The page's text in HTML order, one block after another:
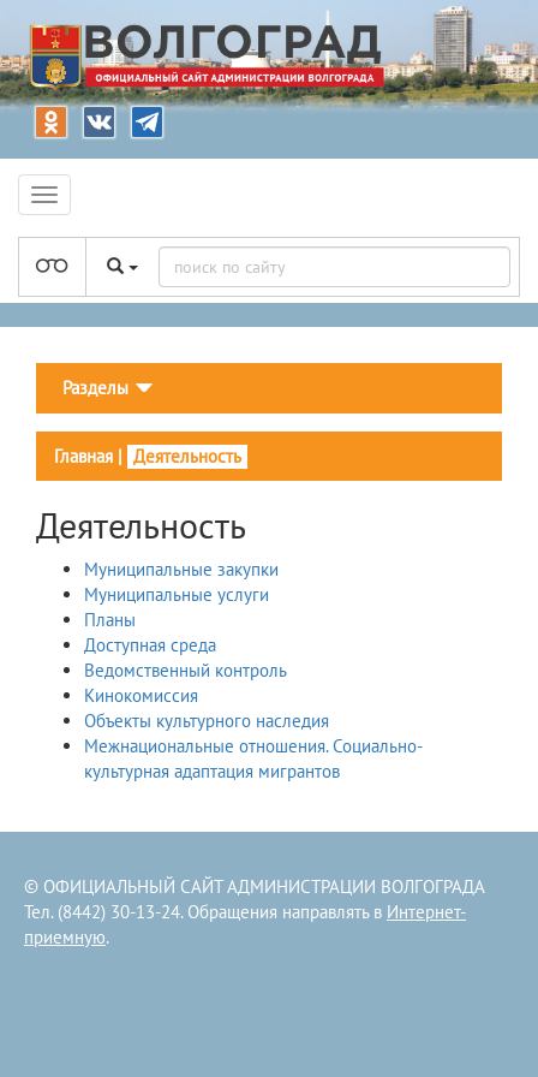
Разделы
Главная | Деятельность
Деятельность
Муниципальные закупки
Муниципальные услуги
Планы
Доступная среда
Ведомственный контроль
Кинокомиссия
Объекты культурного наследия
Межнациональные отношения. Социально-
культурная адаптация мигрантов
© ОФИЦИАЛЬНЫЙ САЙТ АДМИНИСТРАЦИИ ВОЛГОГРАДА
Тел. (8442) 30-13-24. Обращения направлять в Интернет-
приемную.